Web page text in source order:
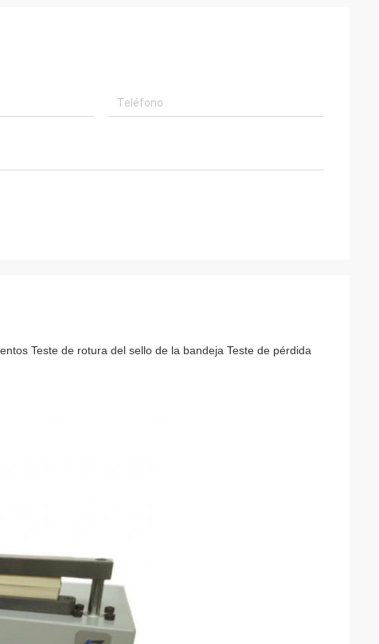
Teste de rotura del sello de la bandeja Teste de pérdida